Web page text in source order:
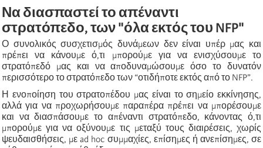
Να διασπαστεί το απέναντι
στρατόπεδο, των "όλα εκτός του NFP"
Ο συνολικός συσχετισμός δυνάμεων δεν είναι υπέρ μας και
πρέπει να κάνουμε ό,τι μπορούμε για να ενισχύσουμε το
στρατόπεδό μας και να αποδυναμώσουμε όσο το δυνατόν
περισσότερο το στρατόπεδο των “οτιδήποτε εκτός από το NFP”.
Η ενοποίηση του στρατοπέδου μας είναι το σημείο εκκίνησης,
αλλά για να προχωρήσουμε παραπέρα πρέπει να μπορέσουμε
και να διασπάσουμε το απέναντι στρατόπεδο, κάνοντας ό,τι
μπορούμε για να οξύνουμε τις μεταξύ τους διαιρέσεις, χωρίς
ψευδαισθήσεις, με ad hoc συμμαχίες, επίσημες ή ανεπίσημες, σε